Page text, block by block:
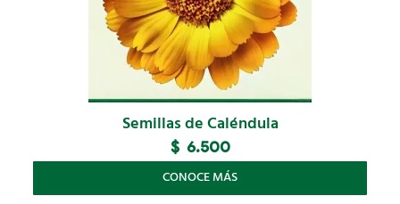
Semillas de Caléndula
$ 6.500
CONOCE MÁS